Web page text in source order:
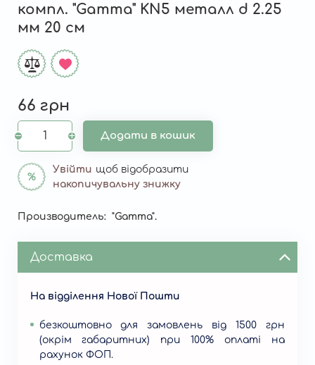
компл. "Gamma" KN5 металл d 2.25
мм 20 см
66 грн
Додати в кошик
Увійти щоб відобразити
накопичувальну знижку
від 5000 грн – 3%
Производитель: "Gamma".
Доставка
На відділення Нової Пошти
безкоштовно для замовлень від 1500 грн
(окрім габаритних) при 100% оплаті на
рахунок ФОП.